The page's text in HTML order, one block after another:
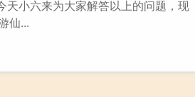
天小六来为大家解答以上的问题，现
仙...